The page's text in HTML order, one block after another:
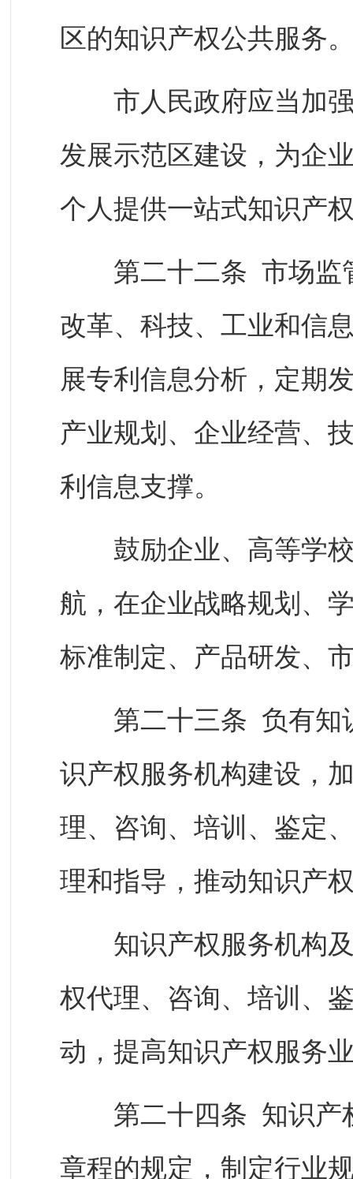
区的知识产权公共服务
市人民政府应当加强
发展示范区建设，为企
个人提供一站式知识产
第二十二条 市场监
改革、科技、工业和信
展专利信息分析，定期
产业规划、企业经营、
利信息支撑。
鼓励企业、高等学校
航，在企业战略规划、
标准制定、产品研发、
第二十三条 负有知
识产权服务机构建设，
理、咨询、培训、鉴定
理和指导，推动知识产
知识产权服务机构及
权代理、咨询、培训、
动，提高知识产权服务
第二十四条 知识产
章程的规定，制定行业